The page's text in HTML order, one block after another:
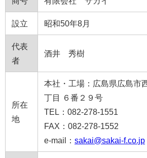
設立 昭和50年8月
代表
者
酒井 秀樹
所在
地
本社・工場：広島県広島市
丁目 ６番２９号
TEL：082-278-1551
FAX：082-278-1552
e-mail： sakai@sakai-f.co.jp